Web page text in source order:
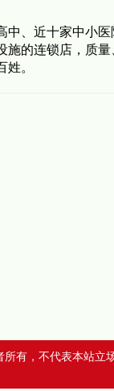
、近十家中小
的连锁店，质
。
有，不代表本站立